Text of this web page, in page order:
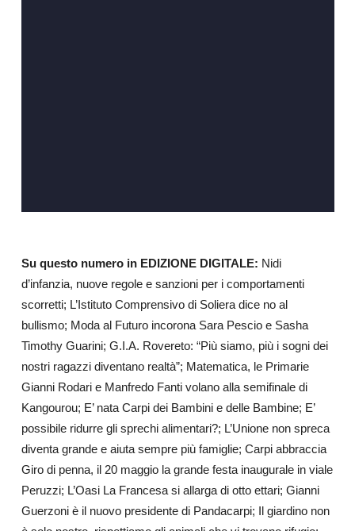
Su questo numero in EDIZIONE DIGITALE: Nidi
d’infanzia, nuove regole e sanzioni per i comportamenti
scorretti; L’Istituto Comprensivo di Soliera dice no al
bullismo; Moda al Futuro incorona Sara Pescio e Sasha
Timothy Guarini; G.I.A. Rovereto: “Più siamo, più i sogni dei
nostri ragazzi diventano realtà”; Matematica, le Primarie
Gianni Rodari e Manfredo Fanti volano alla semifinale di
Kangourou; E’ nata Carpi dei Bambini e delle Bambine; E’
possibile ridurre gli sprechi alimentari?; L’Unione non spreca
diventa grande e aiuta sempre più famiglie; Carpi abbraccia
Giro di penna, il 20 maggio la grande festa inaugurale in viale
Peruzzi; L’Oasi La Francesa si allarga di otto ettari; Gianni
Guerzoni è il nuovo presidente di Pandacarpi; Il giardino non